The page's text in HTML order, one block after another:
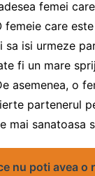
femei
femeie care
sa isi urmeze
fi un mare
asemenea, o
partenerul
mai sanatoasa
nu poti avea o